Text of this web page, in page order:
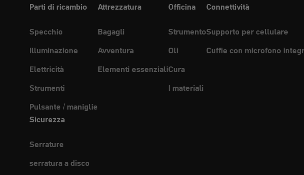
Parti di ricambio
Specchio
Illuminazione
Elettricità
Strumenti
Pulsante / maniglie
Attrezzatura
Bagagli
Avventura
Elementi essenziali
Officina
Strumento
Oli
Cura
I materiali
Connettività
Supporto per cellulare
Cuffie con microfono
Sicurezza
Serrature
serratura a disco